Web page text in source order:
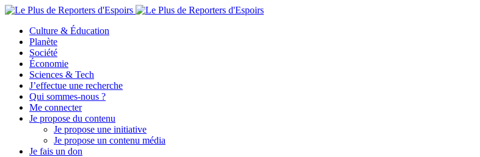
Culture & Éducation
Planète
Société
Économie
Sciences & Tech
J’effectue une recherche
Qui sommes-nous ?
Me connecter
Je propose du contenu
Je propose une initiative
Je propose un contenu média
Je fais un don